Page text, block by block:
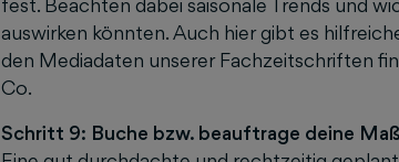
fest. Beachten dabei saisonale Trends und
auswirken könnten. Auch hier gibt es
den Mediadaten unserer Fachzeitschriften
Co.
Schritt 9: Buche bzw. beauftrage deine